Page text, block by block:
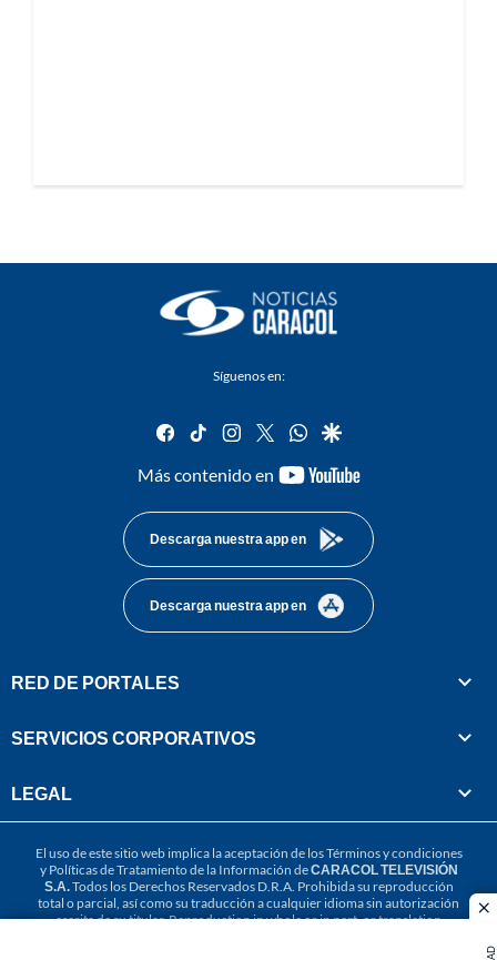
Síguenos en:
facebook
tiktok instagram
twitterwhatsapp
google
Más contenido en
youtube-
Descarga nuestra app en
Descarga nuestra app en
RED DE PORTALES
SERVICIOS CORPORATIVOS
LEGAL
El uso de este sitio web implica la aceptación de losTérminos y condiciones
y Políticas de Tratamiento de la Información deCARACOL TELEVISIÓN
S.A.Todos los Derechos Reservados D.R.A. Prohibida su reproducción
total o parcial, así como su traducción a cualquier idioma sin autorización
escrita de su titular. Reproduction in whole or in part, or translation